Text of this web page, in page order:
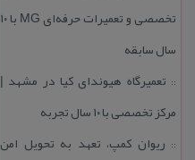
تخصصی و تعمیرات حرفه‌ای MG با ۱۰
سال سابقه
:: تعمیرگاه هیوندای كیا در مشهد |
مركز تخصصی با ۱۰ سال تجربه
:: ریوان كمپ، تعهد به تحویل امن